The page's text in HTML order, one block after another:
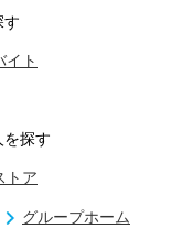
す
イト
探す
トア
グループホーム